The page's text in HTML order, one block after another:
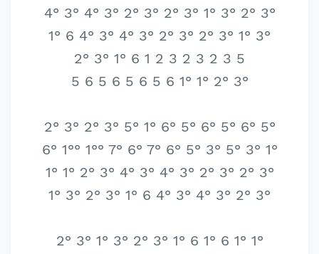
4° 3° 4° 3° 2° 3° 2° 3° 1° 3° 2° 3°
1° 6 4° 3° 4° 3° 2° 3° 2° 3° 1° 3°
2° 3° 1° 6 1 2 3 2 3 2 3 5
5 6 5 6 5 6 5 6 1° 1° 2° 3°
2° 3° 2° 3° 5° 1° 6° 5° 6° 5° 6° 5°
6° 1°° 1°° 7° 6° 7° 6° 5° 3° 5° 3° 1°
1° 1° 2° 3° 4° 3° 4° 3° 2° 3° 2° 3°
1° 3° 2° 3° 1° 6 4° 3° 4° 3° 2° 3°
2° 3° 1° 3° 2° 3° 1° 6 1° 6 1° 1°